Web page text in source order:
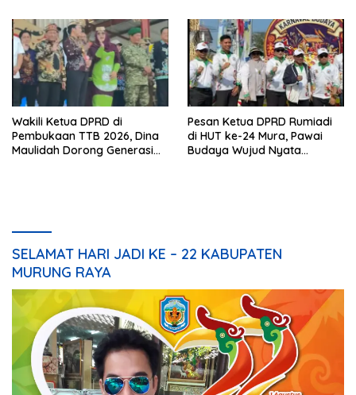
Wakili Ketua DPRD di
Pembukaan TTB 2026, Dina
Maulidah Dorong Generasi
Pesan Ketua DPRD Rumiadi
di HUT ke-24 Mura, Pawai
Budaya Wujud Nyata
SELAMAT HARI JADI KE – 22 KABUPATEN
MURUNG RAYA